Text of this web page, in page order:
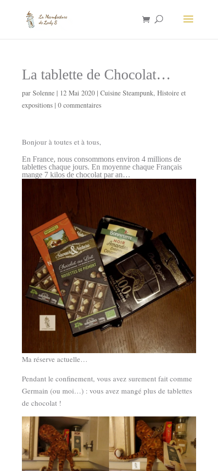
La tablette de Chocolat…
par Solenne| 12 Mai 2020| Cuisine Steampunk, Histoire et
expositions| 0 commentaires
Bonjour à toutes et à tous,
En France, nous consommons environ 4 millions de
tablettes chaque jours. En moyenne chaque Français
mange 7 kilos de chocolat par an…
Ma réserve actuelle…
Pendant le confinement, vous avez surement fait comme
Germain (ou moi…) : vous avez mangé plus de tablettes
de chocolat !